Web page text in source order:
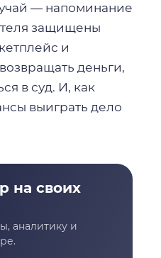
— напоминание
защищены
и
деньги,
в суд. И, как
выиграть дело